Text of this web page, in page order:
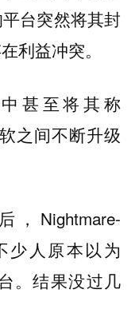
台突然将其封
利益冲突。
甚至将其称
之间不断升级
Nightmare-
少人原本以为
。结果没过几